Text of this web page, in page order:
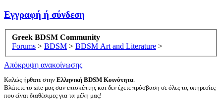
Εγγραφή ή σύνδεση
Greek BDSM Community
Forums > BDSM > BDSM Art and Literature >
Απόκρυψη ανακοίνωσης
Καλώς ήρθατε στην Ελληνική BDSM Κοινότητα.
Βλέπετε το site μας σαν επισκέπτης και δεν έχετε πρόσβαση σε όλες τις υπηρεσίες
που είναι διαθέσιμες για τα μέλη μας!